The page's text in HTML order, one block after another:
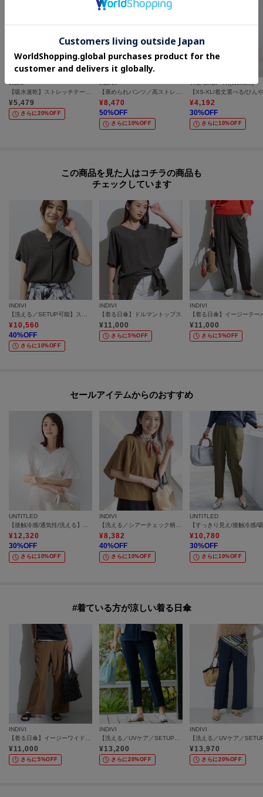
index
【吸水速乾】ストレッチテーパードパンツ《セットアップ対応／イージーアイロン／ストレッチ／洗濯機OK》
¥5,479
さらに20%OFF
INDIVI
【褒められパンツ／高ストレッチ】タックテーパードパンツ
¥8,470
50%OFF
さらに10%OFF
THE SHOP TK(Women)
¥4,192
30%OFF
さらに10%OFF
この商品を見た人はコチラの商品も
チェックしています
INDIVI
¥10,560
40%OFF
さらに10%OFF
INDIVI
【着る日傘】ドルマントップス
¥11,000
さらに5%OFF
INDIVI
¥11,000
さらに5%OFF
セールアイテムからのおすすめ
UNTITLED
【接触冷感/通気性/洗える】Vネックフリルブラウス
¥12,320
30%OFF
さらに10%OFF
INDIVI
【洗える／シアーチェック柄】異素材コンビスリーブトップス
¥8,382
40%OFF
さらに10%OFF
UNTITLED
¥10,780
30%OFF
さらに10%OFF
#着ている方が涼しい着る日傘
INDIVI
¥11,000
さらに5%OFF
INDIVI
¥13,200
さらに20%OFF
INDIVI
¥13,970
さらに20%OFF